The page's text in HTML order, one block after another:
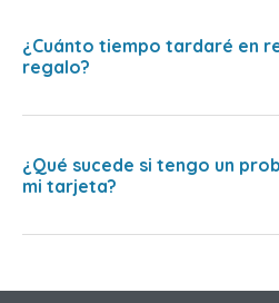
¿Cuánto tiempo tardaré en
regalo?
¿Qué sucede si tengo un
mi tarjeta?